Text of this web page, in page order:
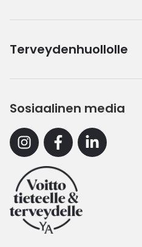
Terveydenhuollolle
Sosiaalinen media
InstagramFacebookLinkedin